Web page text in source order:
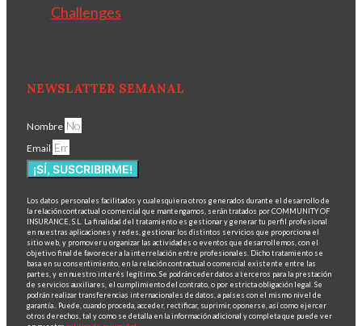
Challenges
NEWSLATTER SEMANAL
Nombre
Email
¡SÍ, SUSCRIBIRME!
Los datos personales facilitados y cualesquiera otros generados durante el desarrollo de
la relación contractual o comercial que mantengamos, serán tratados por COMMUNITY OF
INSURANCE, S.L. La finalidad del tratamiento es gestionar y generar tu perfil profesional
en nuestras aplicaciones y redes, gestionar los distintos servicios que proporciona el
sitio web, y promover u organizar las actividades o eventos que desarrollemos, con el
objetivo final de favorecer a la interrelación entre profesionales. Dicho tratamiento se
basa en su consentimiento, en la relación contractual o comercial existente entre las
partes, y en nuestro interés legítimo. Se podrán ceder datos a terceros para la prestación
de servicios auxiliares, el cumplimiento del contrato, o por estricta obligación legal. Se
podrán realizar transferencias internacionales de datos, a países con el mismo nivel de
garantía.. Puede, cuando proceda, acceder, rectificar, suprimir, oponerse, así como ejercer
otros derechos, tal y como se detalla en la información adicional y completa que puede ver